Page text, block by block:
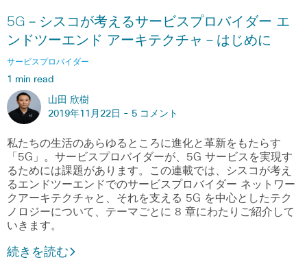
5G－シスコが考えるサービスプロバイダー エ
ンドツーエンド アーキテクチャ－はじめに
サービスプロバイダー
1 min read
山田 欣樹
2019年11月22日 - 5 コメント
私たちの生活のあらゆるところに進化と革新をもたらす
「5G」。サービスプロバイダーが、5G サービスを実現す
るためには課題があります。この連載では、シスコが考え
るエンドツーエンドでのサービスプロバイダー ネットワー
クアーキテクチャと、それを支える 5G を中心としたテク
ノロジーについて、テーマごとに 8 章にわたりご紹介して
いきます。
続きを読む